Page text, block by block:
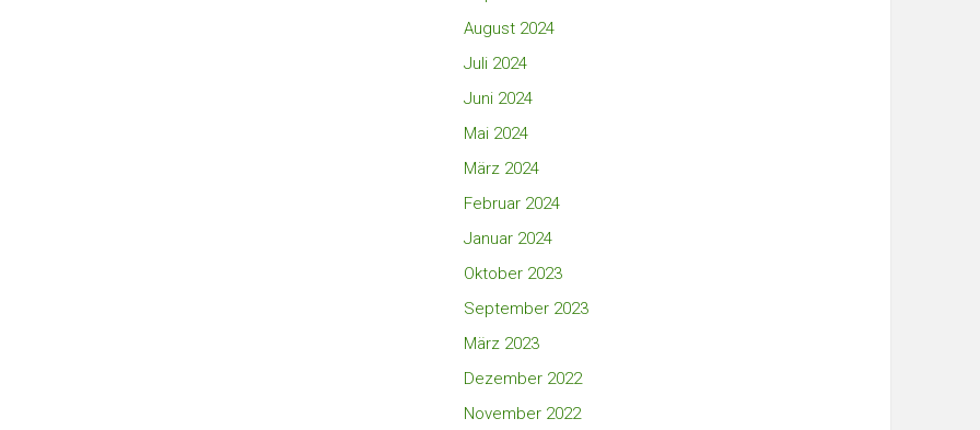
August 2024
Juli 2024
Juni 2024
Mai 2024
März 2024
Februar 2024
Januar 2024
Oktober 2023
September 2023
März 2023
Dezember 2022
November 2022